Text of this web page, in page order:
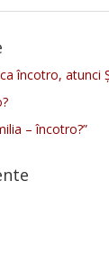
încotro, atunci
– încotro?”